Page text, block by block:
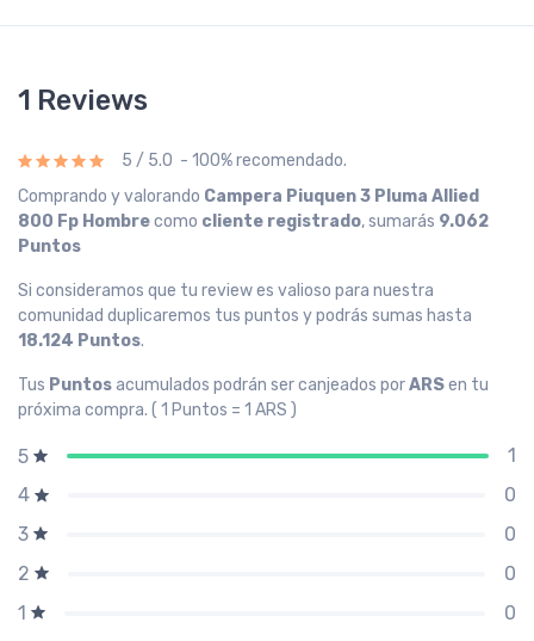
1 Reviews
5 / 5.0 - 100% recomendado.
Comprando y valorando Campera Piuquen 3 Pluma Allied
800 Fp Hombrecomo cliente registrado, sumarás 9.062
Puntos
Si consideramos que tu review es valioso para nuestra
comunidad duplicaremos tus puntos y podrás sumas hasta
18.124 Puntos.
Tus Puntosacumulados podrán ser canjeados porARSen tu
próxima compra. ( 1 Puntos = 1 ARS )
5
1
4
0
3
0
2
0
1
0